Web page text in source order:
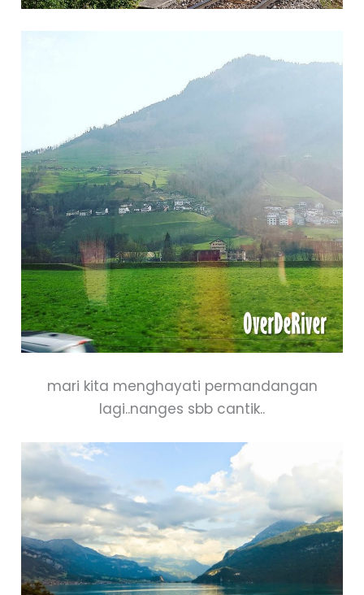
mari kita menghayati permandangan
lagi..nanges sbb cantik..